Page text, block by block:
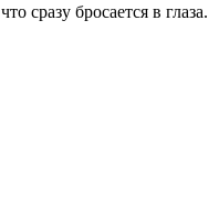
сразу бросается в глаза.